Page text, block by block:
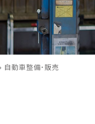
自動車整備・販売